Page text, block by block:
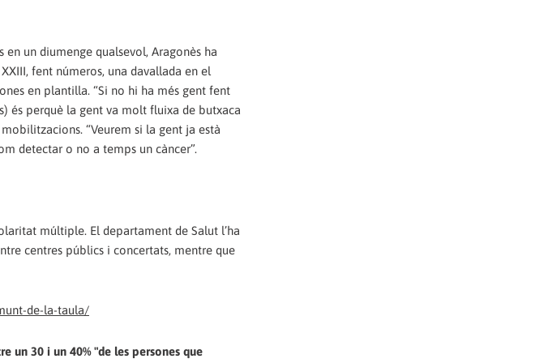
un diumenge qualsevol, Aragonès ha
fent números, una davallada en el
en plantilla. “Si no hi ha més gent fent
és perquè la gent va molt fluixa de butxaca
“Veurem si la gent ja està
detectar o no a temps un càncer”.
múltiple. El departament de Salut l’ha
centres públics i concertats, mentre que
de-la-taula/
un 30 i un 40% "de les persones que